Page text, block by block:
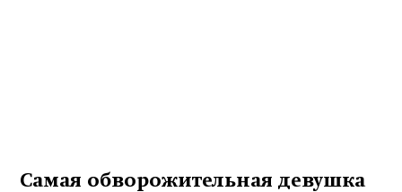
Самая обворожительная девушка